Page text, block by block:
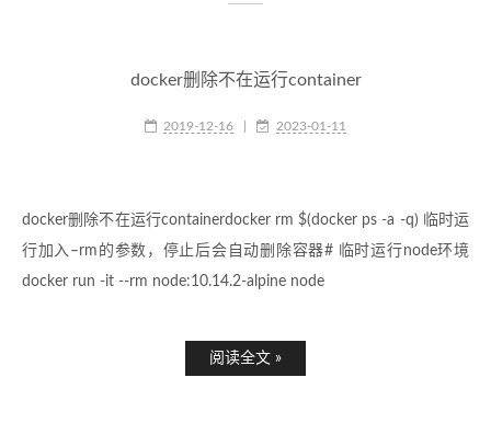
docker删除不在运行container
2019-12-16 2023-01-11
docker删除不在运行containerdocker rm $(docker ps -a -q) 临时运
行加入–rm的参数，停止后会自动删除容器# 临时运行node环境
docker run -it --rm node:10.14.2-alpine node
阅读全文 »